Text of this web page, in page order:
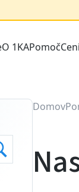
O 1KAPomoč
Domov